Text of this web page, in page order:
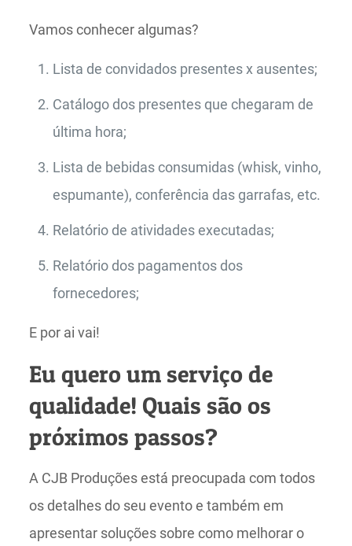
Vamos conhecer algumas?
Lista de convidados presentes x ausentes;
Catálogo dos presentes que chegaram de
última hora;
Lista de bebidas consumidas (whisk, vinho,
espumante), conferência das garrafas, etc.
Relatório de atividades executadas;
Relatório dos pagamentos dos
fornecedores;
E por ai vai!
Eu quero um serviço de
qualidade! Quais são os
próximos passos?
A CJB Produções está preocupada com todos
os detalhes do seu evento e também em
apresentar soluções sobre como melhorar o